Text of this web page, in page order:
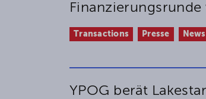
Transactions Presse News
YPOG berät